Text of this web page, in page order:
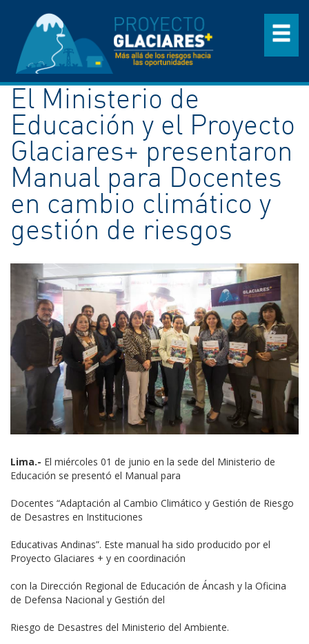
El Ministerio de
Educación y el Proyecto
Glaciares+ presentaron
Manual para Docentes
en cambio climático y
gestión de riesgos
Lima.- El miércoles 01 de junio en la sede del Ministerio de
Educación se presentó el Manual para
Docentes “Adaptación al Cambio Climático y Gestión de Riesgo
de Desastres en Instituciones
Educativas Andinas”. Este manual ha sido producido por el
Proyecto Glaciares + y en coordinación
con la Dirección Regional de Educación de Áncash y la Oficina
de Defensa Nacional y Gestión del
Riesgo de Desastres del Ministerio del Ambiente.